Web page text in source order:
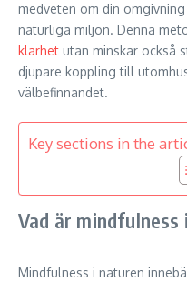
medveten om din
naturliga miljön. Denna
klarhet utan minskar också
djupare koppling till
välbefinnandet.
Key sections in the
Vad är mindfulness
Mindfulness i naturen